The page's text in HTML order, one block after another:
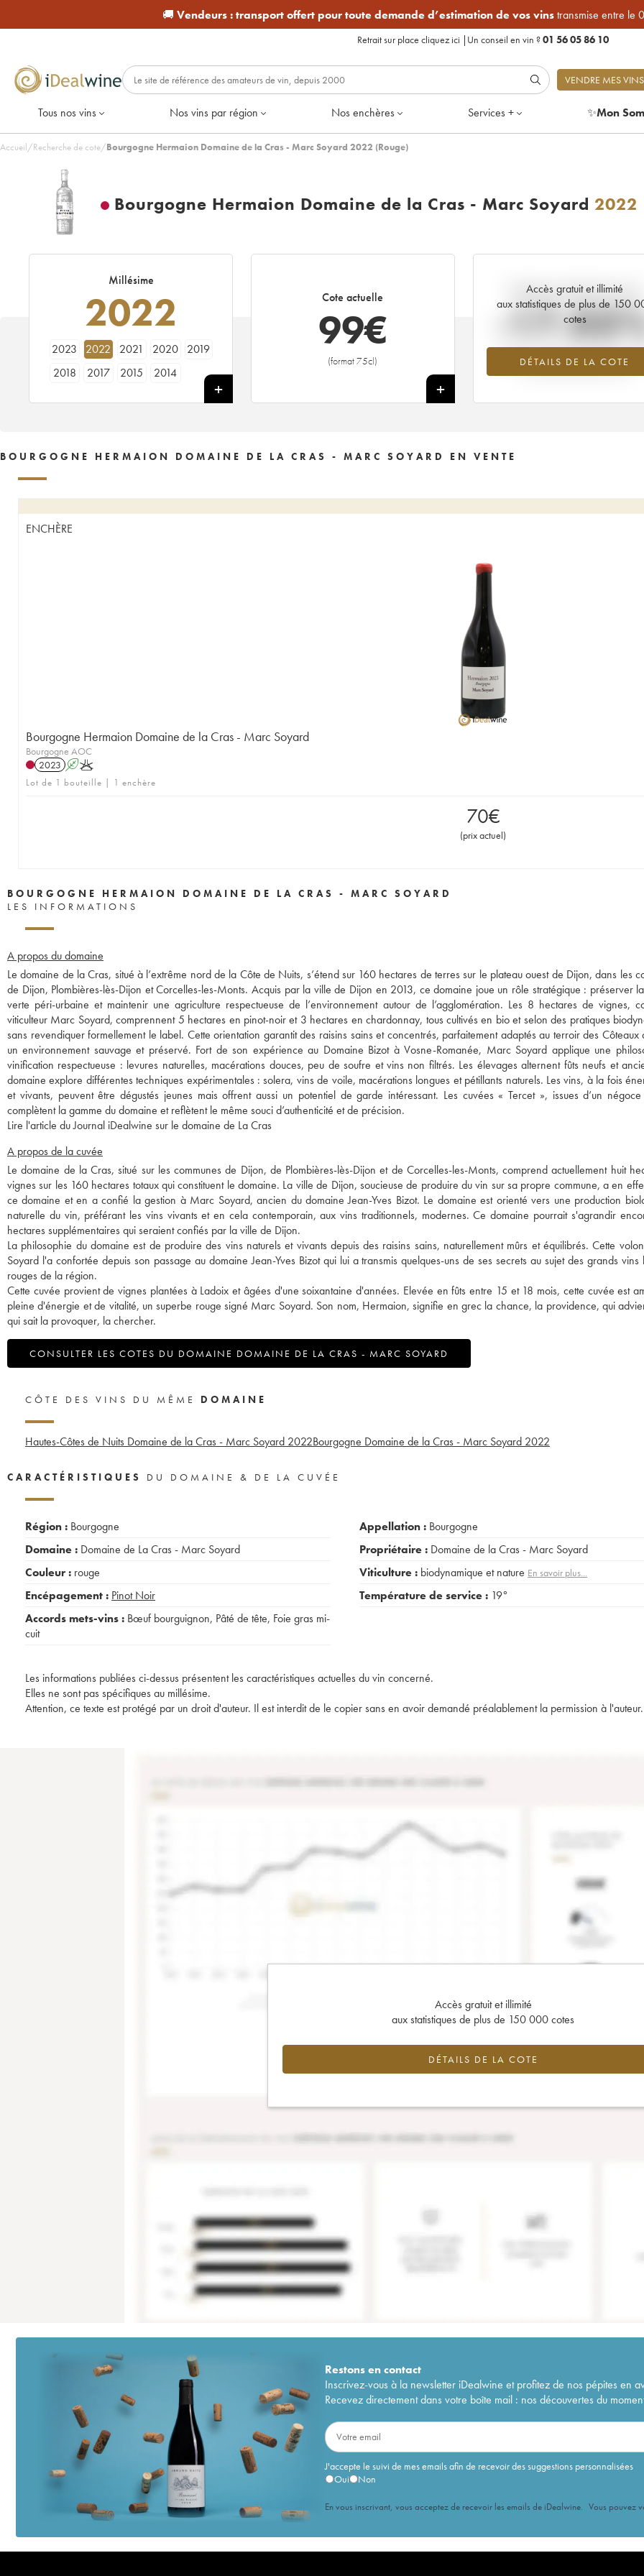
🚚 Vendeurs :transport offert pour toute demande d’estimation de vos vinstransmise entre le
Retrait sur place cliquez ici | Un conseil en vin ?01 56 05 86 10
VENDRE MES VINS
Tous nos vins Nos vins par région Nos enchères Services + ✨Mon
Accueil/Recherche de cote/Bourgogne Hermaion Domaine de la Cras - Marc Soyard 2022 (Rouge)
Bourgogne Hermaion Domaine de la Cras - Marc Soyard 2022
Millésime
2022
2023 2022 2021 2020
2019
2018
2017 2015 2014
Cote actuelle
99€
(format 75cl)
+
Accès gratuit et illimité
aux statistiques de plus de 150
cotes
DÉTAILS DE LA COTE
Tendance actuelle de la cote
-
Tendance à la baisse du millésime
en 2026 par rapport à 2025
BOURGOGNE HERMAION DOMAINE DE LA CRAS - MARC SOYARD EN VENTE
ENCHÈRE
Bourgogne Hermaion Domaine de la Cras - Marc Soyard
Bourgogne AOC
2023 AK
Lot de 1 bouteille | 1 enchère
70€
(prix actuel)
BOURGOGNE HERMAION DOMAINE DE LA CRAS - MARC SOYARD
LES INFORMATIONS
A propos du domaine
Le domaine de la Cras, situé à l’extrême nord de la Côte de Nuits, s’étend sur 160 hectares de terres sur le plateau ouest de Dijon, dans les
de Dijon, Plombières-lès-Dijon et Corcelles-les-Monts. Acquis par la ville de Dijon en 2013, ce domaine joue un rôle stratégique : préserver
verte péri-urbaine et maintenir une agriculture respectueuse de l’environnement autour de l’agglomération. Les 8 hectares de vignes,
viticulteur Marc Soyard, comprennent 5 hectares en pinot-noir et 3 hectares en chardonnay, tous cultivés en bio et selon des pratiques
sans revendiquer formellement le label. Cette orientation garantit des raisins sains et concentrés, parfaitement adaptés au terroir des Côteaux
un environnement sauvage et préservé. Fort de son expérience au Domaine Bizot à Vosne-Romanée, Marc Soyard applique une
vinification respectueuse : levures naturelles, macérations douces, peu de soufre et vins non filtrés. Les élevages alternent fûts neufs et
domaine explore différentes techniques expérimentales : solera, vins de voile, macérations longues et pétillants naturels. Les vins, à la fois
et vivants, peuvent être dégustés jeunes mais offrent aussi un potentiel de garde intéressant. Les cuvées « Tercet », issues d’un négoce
complètent la gamme du domaine et reflètent le même souci d’authenticité et de précision.
Lire l'article du Journal iDealwine sur le domaine de La Cras
A propos de la cuvée
Le domaine de la Cras, situé sur les communes de Dijon, de Plombières-lès-Dijon et de Corcelles-les-Monts, comprend actuellement huit
vignes sur les 160 hectares totaux qui constituent le domaine. La ville de Dijon, soucieuse de produire du vin sur sa propre commune, a en
ce domaine et en a confié la gestion à Marc Soyard, ancien du domaine Jean-Yves Bizot. Le domaine est orienté vers une production
naturelle du vin, préférant les vins vivants et en cela contemporain, aux vins traditionnels, modernes. Ce domaine pourrait s'agrandir
hectares supplémentaires qui seraient confiés par la ville de Dijon.
La philosophie du domaine est de produire des vins naturels et vivants depuis des raisins sains, naturellement mûrs et équilibrés. Cette
Soyard l'a confortée depuis son passage au domaine Jean-Yves Bizot qui lui a transmis quelques-uns de ses secrets au sujet des grands vins
rouges de la région.
Cette cuvée provient de vignes plantées à Ladoix et âgées d'une soixantaine d'années. Elevée en fûts entre 15 et 18 mois, cette cuvée est
pleine d'énergie et de vitalité, un superbe rouge signé Marc Soyard. Son nom, Hermaion, signifie en grec la chance, la providence, qui
qui sait la provoquer, la chercher.
CONSULTER LES COTES DU DOMAINE DOMAINE DE LA CRAS - MARC SOYARD
CÔTE DES VINS DU MÊME DOMAINE
Hautes-Côtes de Nuits Domaine de la Cras - Marc Soyard 2022Bourgogne Domaine de la Cras - Marc Soyard 2022
CARACTÉRISTIQUES DU DOMAINE & DE LA CUVÉE
Région : Bourgogne
Domaine : Domaine de La Cras - Marc Soyard
Couleur : rouge
Encépagement : Pinot Noir
Accords mets-vins : Bœuf bourguignon, Pâté de tête, Foie gras mi-
cuit
Appellation : Bourgogne
Propriétaire : Domaine de la Cras - Marc Soyard
Viticulture : biodynamique et nature En savoir plus...
Température de service : 19°
Les informations publiées ci-dessus présentent les caractéristiques actuelles du vin concerné.
Elles ne sont pas spécifiques au millésime.
Attention, ce texte est protégé par un droit d'auteur. Il est interdit de le copier sans en avoir demandé préalablement la permission à l'auteur.
Accès gratuit et illimité
aux statistiques de plus de 150 000 cotes
DÉTAILS DE LA COTE
Restons encontact
Inscrivez-vous à la newsletter iDealwine et profitez de nos pépites en
Recevez directement dans votre boîte mail : nos découvertes du
J'accepte le suivi de mes emails afin de recevoir des suggestions personnalisées
Oui
Non
En vous inscrivant, vous acceptez de recevoir les emails de iDealwine. Vous pouvez